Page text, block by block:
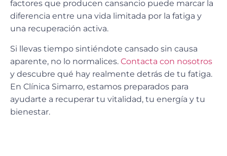
factores que producen cansancio puede marcar la
diferencia entre una vida limitada por la fatiga y
una recuperación activa.
Si llevas tiempo sintiéndote cansado sin causa
aparente, no lo normalices. Contacta con nosotros
y descubre qué hay realmente detrás de tu fatiga.
En Clínica Simarro, estamos preparados para
ayudarte a recuperar tu vitalidad, tu energía y tu
bienestar.